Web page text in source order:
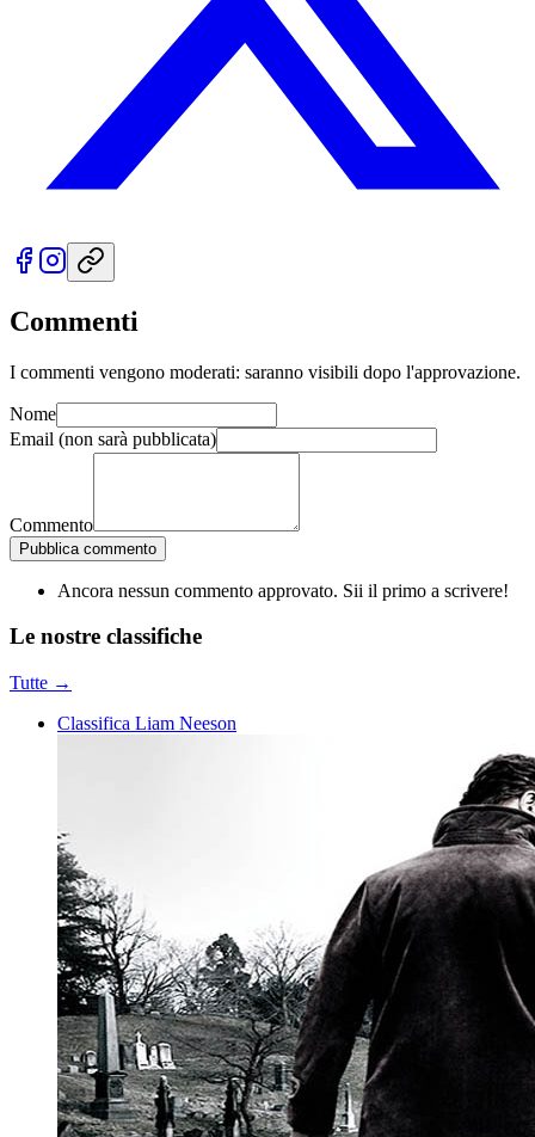
Commenti
I commenti vengono moderati: saranno visibili dopo l'approvazione.
Nome
Email (non sarà pubblicata)
Commento
Pubblica commento
Ancora nessun commento approvato. Sii il primo a scrivere!
Le nostre classifiche
Tutte →
Classifica Liam Neeson